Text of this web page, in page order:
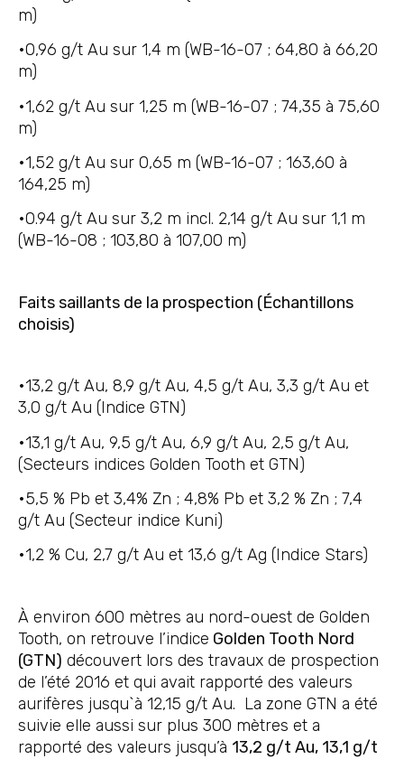
m)
•0,96 g/t Au sur 1,4 m (WB-16-07 ; 64,80 à 66,20
m)
•1,62 g/t Au sur 1,25 m (WB-16-07 ; 74,35 à 75,60
m)
•1,52 g/t Au sur 0,65 m (WB-16-07 ; 163,60 à
164,25 m)
•0.94 g/t Au sur 3,2 m incl. 2,14 g/t Au sur 1,1 m
(WB-16-08 ; 103,80 à 107,00 m)
Faits saillants de la prospection (Échantillons
choisis)
•13,2 g/t Au, 8,9 g/t Au, 4,5 g/t Au, 3,3 g/t Au et
3,0 g/t Au (Indice GTN)
•13,1 g/t Au, 9,5 g/t Au, 6,9 g/t Au, 2,5 g/t Au,
(Secteurs indices Golden Tooth et GTN)
•5,5 % Pb et 3,4% Zn ; 4,8% Pb et 3,2 % Zn ; 7,4
g/t Au (Secteur indice Kuni)
•1,2 % Cu, 2,7 g/t Au et 13,6 g/t Ag (Indice Stars)
À environ 600 mètres au nord-ouest de Golden
Tooth, on retrouve l’indice Golden Tooth Nord
(GTN) découvert lors des travaux de prospection
de l’été 2016 et qui avait rapporté des valeurs
aurifères jusqu`à 12,15 g/t Au. La zone GTN a été
suivie elle aussi sur plus 300 mètres et a
rapporté des valeurs jusqu’à 13,2 g/t Au, 13,1 g/t